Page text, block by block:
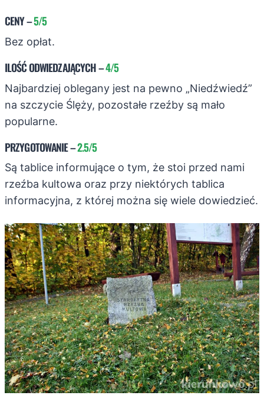
CENY–5/5
Bez opłat.
ILOŚĆ ODWIEDZAJĄCYCH–4/5
Najbardziej oblegany jest na pewno „Niedźwiedź”
na szczycie Ślęży, pozostałe rzeźby są mało
popularne.
PRZYGOTOWANIE–2.5/5
Są tablice informujące o tym, że stoi przed nami
rzeźba kultowa oraz przy niektórych tablica
informacyjna, z której można się wiele dowiedzieć.